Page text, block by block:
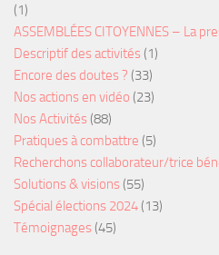
(1)
ASSEMBLÉES CITOYENNES – La
Descriptif des activités (1)
Encore des doutes ? (33)
Nos actions en vidéo (23)
Nos Activités (88)
Pratiques à combattre (5)
Recherchons collaborateur/trice
Solutions & visions (55)
Spécial élections 2024 (13)
Témoignages (45)